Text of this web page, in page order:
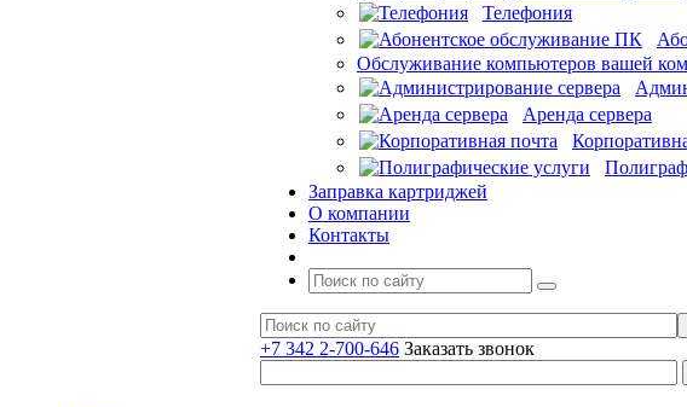
Телефония
Обслуживание компьютеров вашей
Аренда сервера
Заправка картриджей
О компании
Контакты
+7 342 2-700-646 Заказать звонок